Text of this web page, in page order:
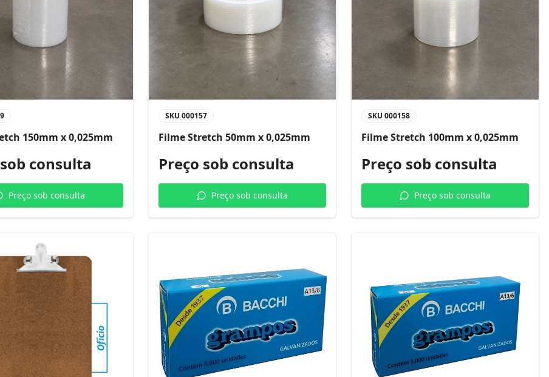
150mm x 0,025mm
consulta
Preço sob consulta
SKU 000157
Filme Stretch 50mm x 0,025mm
Preço sob consulta
Preço sob consulta
SKU 000158
Filme Stretch 100mm x 0,025mm
Preço sob consulta
Preço sob consulta